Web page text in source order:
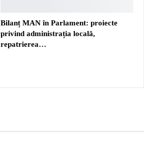
Bilanț MAN în Parlament: proiecte
privind administrația locală,
repatrierea…